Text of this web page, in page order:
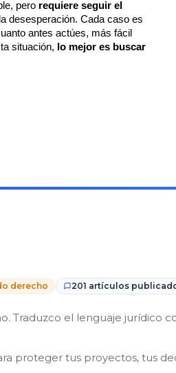
pero requiere seguir el
desesperación. Cada caso es
antes actúes, más fácil
situación, lo mejor es buscar
derecho 201 artículos
el lenguaje jurídico
proteger tus proyectos, tus